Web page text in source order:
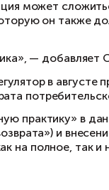
кредитное
старший
или ее